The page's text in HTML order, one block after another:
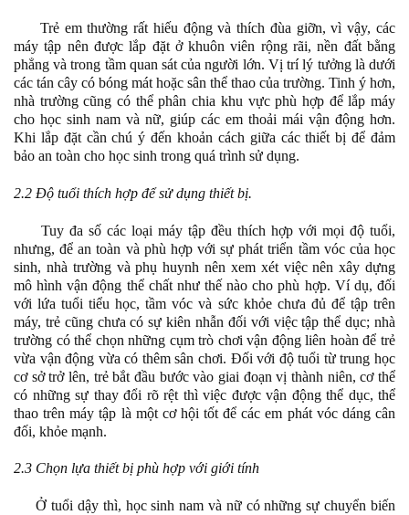
Trẻ em thường rất hiếu động và thích đùa giỡn, vì vậy, các
máy tập nên được lắp đặt ở khuôn viên rộng rãi, nền đất bằng
phẳng và trong tầm quan sát của người lớn. Vị trí lý tưởng là dưới
các tán cây có bóng mát hoặc sân thể thao của trường. Tinh ý hơn,
nhà trường cũng có thể phân chia khu vực phù hợp để lắp máy
cho học sinh nam và nữ, giúp các em thoải mái vận động hơn.
Khi lắp đặt cần chú ý đến khoản cách giữa các thiết bị để đảm
bảo an toàn cho học sinh trong quá trình sử dụng.
2.2 Độ tuổi thích hợp để sử dụng thiết bị.
Tuy đa số các loại máy tập đều thích hợp với mọi độ tuổi,
nhưng, để an toàn và phù hợp với sự phát triển tầm vóc của học
sinh, nhà trường và phụ huynh nên xem xét việc nên xây dựng
mô hình vận động thể chất như thế nào cho phù hợp. Ví dụ, đối
với lứa tuổi tiểu học, tầm vóc và sức khỏe chưa đủ để tập trên
máy, trẻ cũng chưa có sự kiên nhẫn đối với việc tập thể dục; nhà
trường có thể chọn những cụm trò chơi vận động liên hoàn để trẻ
vừa vận động vừa có thêm sân chơi. Đối với độ tuổi từ trung học
cơ sở trở lên, trẻ bắt đầu bước vào giai đoạn vị thành niên, cơ thể
có những sự thay đổi rõ rệt thì việc được vận động thể dục, thể
thao trên máy tập là một cơ hội tốt để các em phát vóc dáng cân
đối, khỏe mạnh.
2.3 Chọn lựa thiết bị phù hợp với giới tính
Ở tuổi dậy thì, học sinh nam và nữ có những sự chuyển biến